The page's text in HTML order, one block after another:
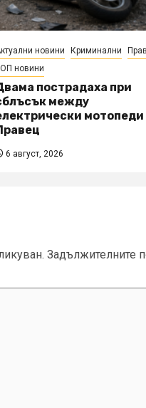
новини Криминални
новини
пострадаха при
между
мотопеди
6 август, 2026
Задължителните